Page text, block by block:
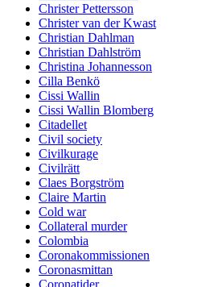
Christer Pettersson
Christer van der Kwast
Christian Dahlman
Christian Dahlström
Christina Johannesson
Cilla Benkö
Cissi Wallin
Cissi Wallin Blomberg
Citadellet
Civil society
Civilkurage
Civilrätt
Claes Borgström
Claire Martin
Cold war
Collateral murder
Colombia
Coronakommissionen
Coronasmittan
Coronatider